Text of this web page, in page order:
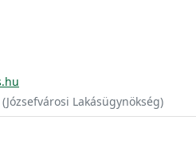
(Józsefvárosi Lakásügynökség)